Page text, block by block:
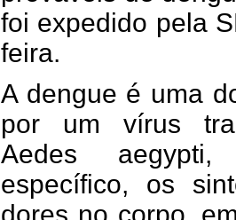
foi expedido pela
feira.
A dengue é uma
por um vírus
Aedes
específico, os